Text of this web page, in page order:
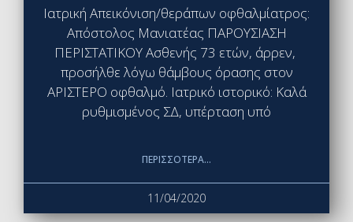
Ιατρική Απεικόνιση/θεράπων οφθαλμίατρος:
Απόστολος Μανιατέας ΠΑΡΟΥΣΙΑΣΗ
ΠΕΡΙΣΤΑΤΙΚΟΥ Ασθενής 73 ετών, άρρεν,
προσήλθε λόγω θάμβους όρασης στον
ΑΡΙΣΤΕΡΟ οφθαλμό. Ιατρικό ιστορικό: Καλά
ρυθμισμένος ΣΔ, υπέρταση υπό
ΠΕΡΙΣΣΌΤΕΡΑ...
11/04/2020